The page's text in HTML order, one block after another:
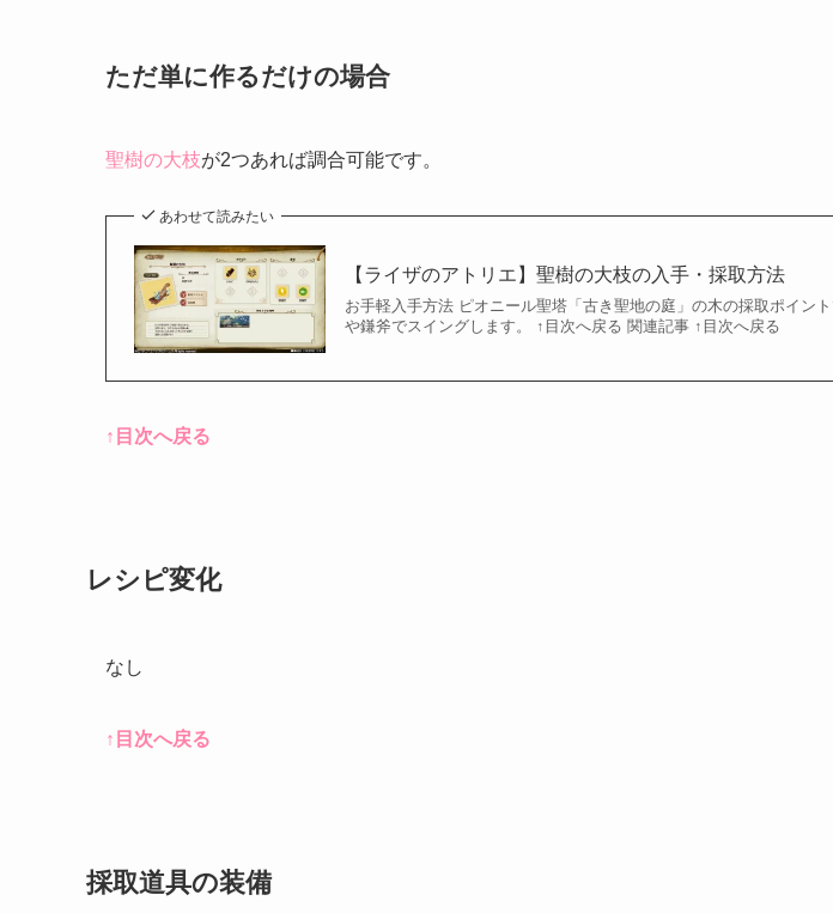
ただ単に作るだけの場合
聖樹の大枝が2つあれば調合可能です。
あわせて読みたい
【ライザのアトリエ】聖樹の大枝の入手・採取方法
お手軽入手方法 ピオニール聖塔「古き聖地の庭」の木の採取ポイン
や鎌斧でスイングします。 ↑目次へ戻る 関連記事 ↑目次へ戻る
↑目次へ戻る
レシピ変化
なし
↑目次へ戻る
採取道具の装備